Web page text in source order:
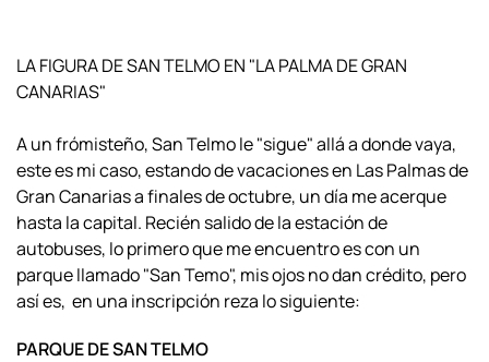
LA FIGURA DE SAN TELMO EN "LA PALMA DE GRAN
CANARIAS"
A un frómisteño, San Telmo le "sigue" allá a donde vaya,
este es mi caso, estando de vacaciones en Las Palmas de
Gran Canarias a finales de octubre, un día me acerque
hasta la capital. Recién salido de la estación de
autobuses, lo primero que me encuentro es con un
parque llamado "San Temo", mis ojos no dan crédito, pero
así es, en una inscripción reza lo siguiente:
PARQUE DE SAN TELMO